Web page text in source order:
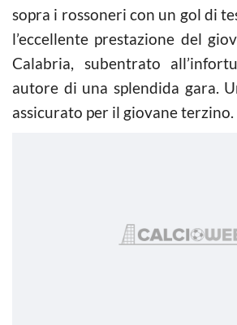
sopra i rossoneri con un gol di
l’eccellente prestazione del
Calabria, subentrato
autore di una splendida gara.
assicurato per il giovane terzino.